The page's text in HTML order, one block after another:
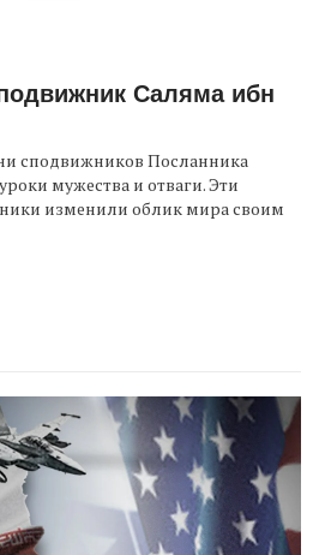
Саляма ибн
сподвижников Посланника
изменили облик мира своим